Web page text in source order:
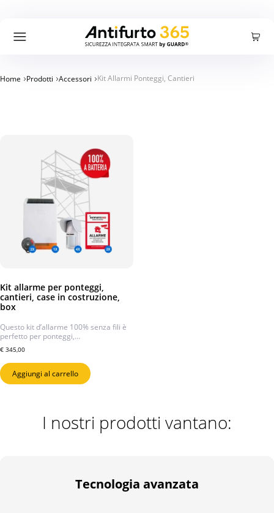
Azienda
Home Prodotti Accessori Kit Allarmi Ponteggi, Cantieri
Kit allarme per ponteggi,
cantieri, case in costruzione,
box
Questo kit d’allarme 100% senza fili è
perfetto per ponteggi,…
€ 345,00
Aggiungi al carrello
I nostri prodotti vantano:
Tecnologia avanzata